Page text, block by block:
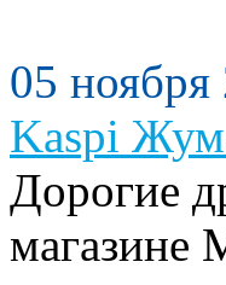
05 ноября
Kaspi
Дорогие
магазине